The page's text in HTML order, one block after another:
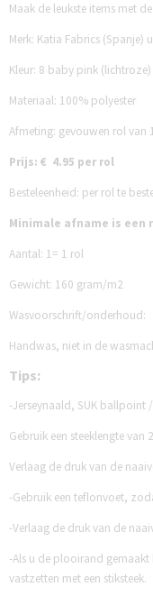
Maak de leukste items met
Merk: Katia Fabrics (Spanje)
Kleur: 8 baby pink (lichtroze)
Materiaal: 100% polyester
Afmeting: gevouwen rol van
Prijs: € 4.95 per rol
Besteleenheid: per rol te
Minimale afname is een
Aantal: 1= 1 rol
Gewicht: 160 gram/m2
Wasvoorschrift/onderhoud:
Handwas, niet in de
Tips:
-Jerseynaald, SUK ballpoint
Gebruik een steeklengte van
Verlaag de druk van de
-Gebruik een teflonvoet,
-Verlaag de druk van de
-Als u de plooirand
vastzetten met een stiksteek.